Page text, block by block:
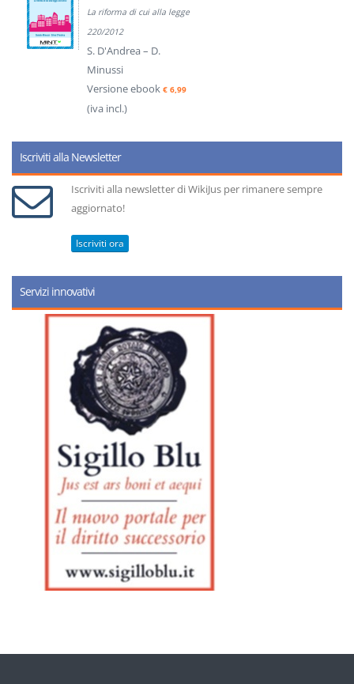
La riforma di cui alla legge
220/2012
S. D'Andrea – D.
Minussi
Versione ebook € 6,99
(iva incl.)
Iscriviti alla Newsletter
Iscriviti alla newsletter di WikiJus per rimanere sempre
aggiornato!
Iscriviti ora
Servizi innovativi